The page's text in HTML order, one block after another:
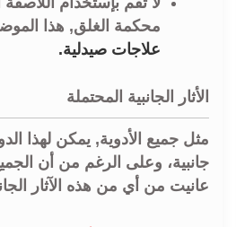
محكمة الغلق, هذا
علاجات صيدلية.
الأثار الجانبية المحتملة
مثل جميع الأدوية, يمكن لهذا
جانبية، وعلى الرغم من أن
عانيت من أي من هذه الآثار